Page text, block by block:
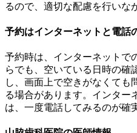
るので、適切な配慮を行いな
予約はインターネットと電話
予約時は、インターネットで
らでも、空いている日時の確
し、画面上で空きがなくても
る場合があります。インター
は、一度電話してみるのが確